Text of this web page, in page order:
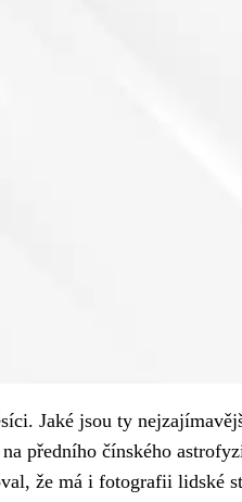
Jaké jsou ty
předního čínského
že má i fotografii lidské